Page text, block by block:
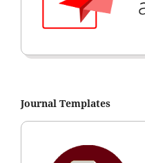
Journal Templates